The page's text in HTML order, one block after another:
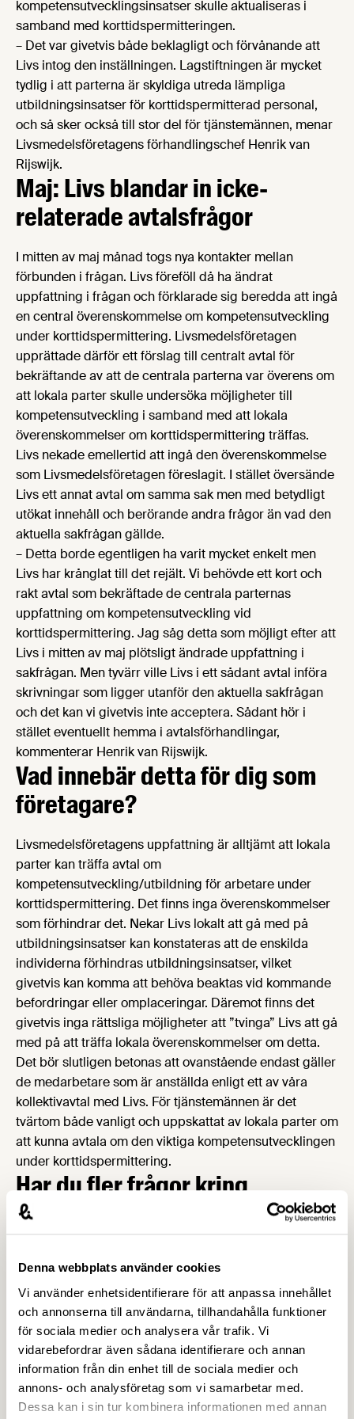
Denna webbplats använder cookies
Vi använder enhetsidentifierare för att anpassa innehållet
och annonserna till användarna, tillhandahålla funktioner
för sociala medier och analysera vår trafik. Vi
vidarebefordrar även sådana identifierare och annan
information från din enhet till de sociala medier och
annons- och analysföretag som vi samarbetar med.
Dessa kan i sin tur kombinera informationen med annan
kompetensutvecklingsinsatser skulle aktualiseras i
samband med korttidspermitteringen.
– Det var givetvis både beklagligt och förvånande att
Livs intog den inställningen. Lagstiftningen är mycket
tydlig i att parterna är skyldiga utreda lämpliga
utbildningsinsatser för korttidspermitterad personal,
och så sker också till stor del för tjänstemännen, menar
Livsmedelsföretagens förhandlingschef Henrik van
Rijswijk.
Maj: Livs blandar in icke-
relaterade avtalsfrågor
I mitten av maj månad togs nya kontakter mellan
förbunden i frågan. Livs föreföll då ha ändrat
uppfattning i frågan och förklarade sig beredda att ingå
en central överenskommelse om kompetensutveckling
under korttidspermittering. Livsmedelsföretagen
upprättade därför ett förslag till centralt avtal för
bekräftande av att de centrala parterna var överens om
att lokala parter skulle undersöka möjligheter till
kompetensutveckling i samband med att lokala
överenskommelser om korttidspermittering träffas.
Livs nekade emellertid att ingå den överenskommelse
som Livsmedelsföretagen föreslagit. I stället översände
Livs ett annat avtal om samma sak men med betydligt
utökat innehåll och berörande andra frågor än vad den
aktuella sakfrågan gällde.
– Detta borde egentligen ha varit mycket enkelt men
Livs har krånglat till det rejält. Vi behövde ett kort och
rakt avtal som bekräftade de centrala parternas
uppfattning om kompetensutveckling vid
korttidspermittering. Jag såg detta som möjligt efter att
Livs i mitten av maj plötsligt ändrade uppfattning i
sakfrågan. Men tyvärr ville Livs i ett sådant avtal införa
skrivningar som ligger utanför den aktuella sakfrågan
och det kan vi givetvis inte acceptera. Sådant hör i
stället eventuellt hemma i avtalsförhandlingar,
kommenterar Henrik van Rijswijk.
Vad innebär detta för dig som
företagare?
Livsmedelsföretagens uppfattning är alltjämt att lokala
parter kan träffa avtal om
kompetensutveckling/utbildning för arbetare under
korttidspermittering. Det finns inga överenskommelser
som förhindrar det. Nekar Livs lokalt att gå med på
utbildningsinsatser kan konstateras att de enskilda
individerna förhindras utbildningsinsatser, vilket
givetvis kan komma att behöva beaktas vid kommande
befordringar eller omplaceringar. Däremot finns det
givetvis inga rättsliga möjligheter att ”tvinga” Livs att gå
med på att träffa lokala överenskommelser om detta.
Det bör slutligen betonas att ovanstående endast gäller
de medarbetare som är anställda enligt ett av våra
kollektivavtal med Livs. För tjänstemännen är det
tvärtom både vanligt och uppskattat av lokala parter om
att kunna avtala om den viktiga kompetensutvecklingen
under korttidspermittering.
Har du fler frågor kring
korttidspermittering?
arbetsrättsliga ärenden besvaras av
Livsmedelsföretagens rådgivning på e-post
radgivning@li.seeller telefon 08-762 65 40 måndag till
fredag 09-12 och 13-16.
På vårsamlingssida för coronakrisenhar vi samlat mer
information kring korttidspermittering och andra
relaterade arbetsrättsliga frågor.
Information finns även påTillväxtverkets hemsida.